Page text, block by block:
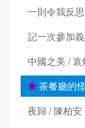
一則令我反
記一次參加
中國之美 /
茶餐廳的
夜歸 / 陳柏安